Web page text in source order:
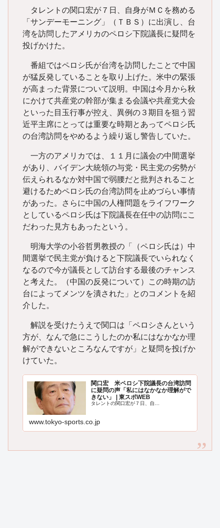
タレントの関口宏が７日、自身がＭＣを務める
「サンデーモーニング」（ＴＢＳ）に出演し、台
湾を訪問したアメリカのペロシ下院議長に疑問を
投げかけた。
番組ではペロシ氏が台湾を訪問したことで中国
が猛反発していることを取り上げた。米中の緊張
が高まった背景について説明。中国は今月から秋
にかけて共産党の幹部が集まる会議や共産党大会
といった目玉行事が控え、異例の３期目を狙う習
近平主席にとっては重要な時期とあってペロシ氏
の台湾訪問をやめるよう繰り返し警告していた。
一方のアメリカでは、１１月に議会の中間選挙
があり、バイデン大統領の与党・民主党の劣勢が
伝えられるなか対中国で弱腰だと批判されること
避けるためペロシ氏の台湾訪問を止めづらい事情
があった。さらに中国の人権問題をライフワーク
としているペロシ氏は下院議長在任中の訪問にこ
だわった見方もあったという。
明海大学の小谷哲男教授の「（ペロシ氏は）中
間選挙で民主党が負けると下院議長でいられなく
なるので今が議長として訪台する最後のチャンス
と考えた。（中国の反発について）この時期の訪
台によってメンツを潰された」とのコメントを紹
介した。
解説を受けたうえで関口は「ペロシさんという
方が、なんで急にこうしたのか私にはなかなか理
解ができないところなんですが」と疑問を投げか
けていた。
関口宏 米ペロシ下院議長の台湾訪問
に疑問の声「私にはなかなか理解がで
きない」 | 東スポWEB
タレントの関口宏が７日、自…
www.tokyo-sports.co.jp